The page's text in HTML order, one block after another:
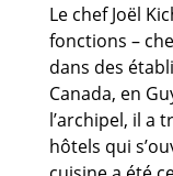
Le chef Joël
fonctions –
dans des
Canada, en
l’archipel, il a
hôtels qui